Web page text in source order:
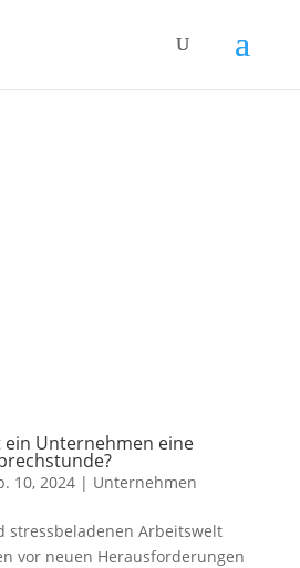
Unternehmen eine
10, 2024| Unternehmen
stressbeladenen Arbeitswelt
vor neuen Herausforderungen